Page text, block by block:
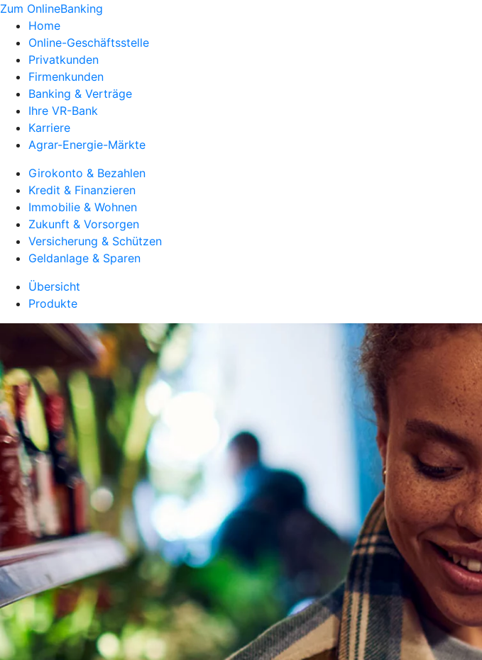
Zum OnlineBanking
Home
Online-Geschäftsstelle
Privatkunden
Firmenkunden
Banking & Verträge
Ihre VR-Bank
Karriere
Agrar-Energie-Märkte
Girokonto & Bezahlen
Kredit & Finanzieren
Immobilie & Wohnen
Zukunft & Vorsorgen
Versicherung & Schützen
Geldanlage & Sparen
Übersicht
Produkte